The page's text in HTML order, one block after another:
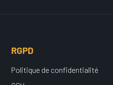
RGPD
Politique de confidentialité